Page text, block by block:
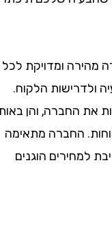
ומדויקת לכל
הלקוח.
החברה, והן באות
החברה מתאימה
הוגנים